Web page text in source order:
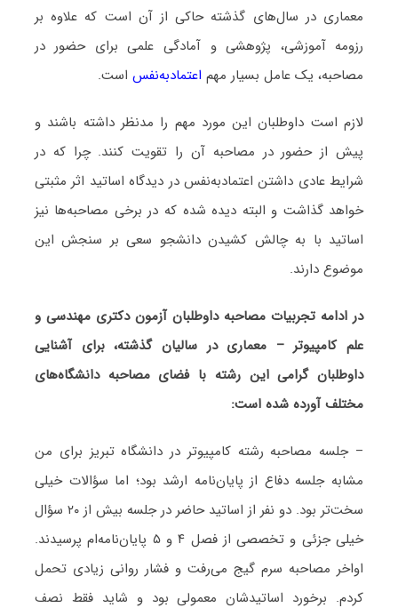
معماری در سال‌های گذشته حاکی از آن است که علاوه بر
رزومه آموزشی، پژوهشی و آمادگی علمی برای حضور در
مصاحبه، یک عامل بسیار مهم اعتمادبه‌نفساست.
لازم است داوطلبان این مورد مهم را مدنظر داشته باشند و
پیش از حضور در مصاحبه آن را تقویت کنند. چرا که در
شرایط عادی داشتن اعتمادبه‌نفس در دیدگاه اساتید اثر مثبتی
خواهد گذاشت و البته دیده شده که در برخی مصاحبه‌ها نیز
اساتید با به چالش کشیدن دانشجو سعی بر سنجش این
موضوع دارند.
در ادامه تجربیات مصاحبه داوطلبان آزمون دکتری مهندسی و
علم کامپیوتر – معماری در سالیان گذشته، برای آشنایی
داوطلبان گرامی این رشته با فضای مصاحبه دانشگاه‌های
مختلف آورده شده است:
– جلسه مصاحبه رشته کامپیوتر در دانشگاه تبریز برای من
مشابه جلسه دفاع از پایان‌نامه ارشد بود؛ اما سؤالات خیلی
سخت‌تر بود. دو نفر از اساتید حاضر در جلسه بیش از ٢٠ سؤال
خیلی جزئی و تخصصی از فصل ۴ و ۵ پایان‌نامه‌ام پرسیدند.
اواخر مصاحبه سرم گیج می‌رفت و فشار روانی زیادی تحمل
کردم. برخورد اساتیدشان معمولی بود و شاید فقط نصف